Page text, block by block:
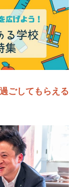
ごしてもらえる